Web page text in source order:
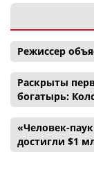
Режиссер
Раскрыты
богатырь:
«Человек-
достигли $1